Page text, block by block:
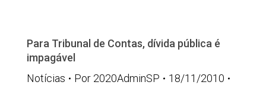
Para Tribunal de Contas, dívida pública é
impagável
Notícias
Por 2020AdminSP
18/11/2010